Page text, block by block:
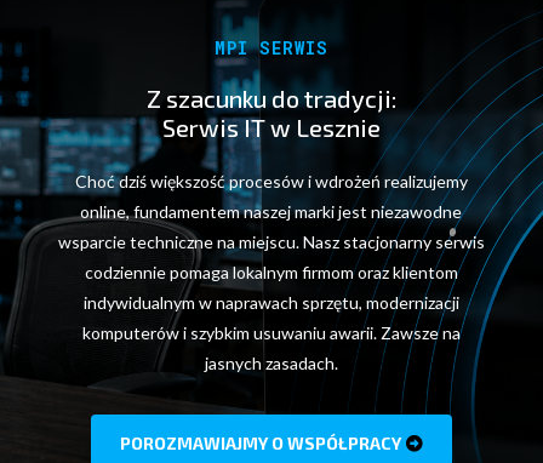
MPI SERWIS
Z szacunku do tradycji:
Serwis IT w Lesznie
Choć dziś większość procesów i wdrożeń realizujemy
online, fundamentem naszej marki jest niezawodne
wsparcie techniczne na miejscu. Nasz stacjonarny serwis
codziennie pomaga lokalnym firmom oraz klientom
indywidualnym w naprawach sprzętu, modernizacji
komputerów i szybkim usuwaniu awarii. Zawsze na
jasnych zasadach.
POROZMAWIAJMY O WSPÓŁPRACY